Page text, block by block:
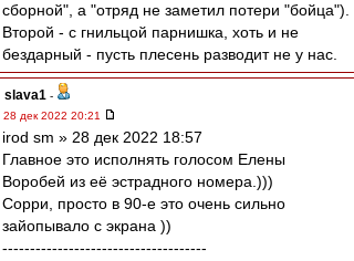
сборной", а "отряд не заметил потери "бойца").
Второй - с гнильцой парнишка, хоть и не
бездарный - пусть плесень разводит не у нас.
slava1 -
28 дек 2022 20:21
irod sm » 28 дек 2022 18:57
Главное это исполнять голосом Елены
Воробей из её эстрадного номера.)))
Сорри, просто в 90-е это очень сильно
зайопывало с экрана ))
-------------------------------------